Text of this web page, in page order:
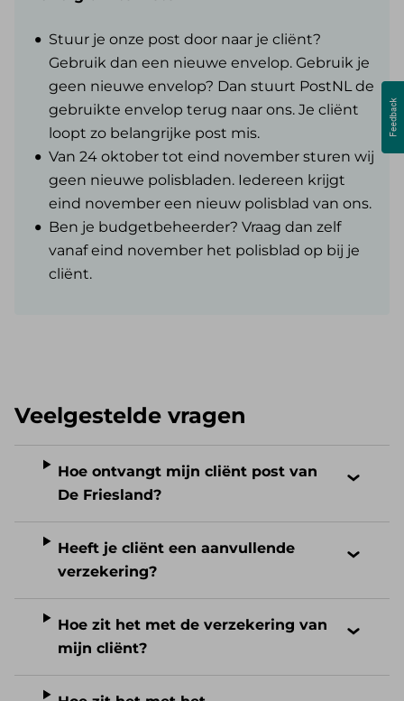
Stuur je onze post door naar je cliënt?
Gebruik dan een nieuwe envelop. Gebruik je
geen nieuwe envelop? Dan stuurt PostNL de
gebruikte envelop terug naar ons. Je cliënt
loopt zo belangrijke post mis.
Van 24 oktober tot eind november sturen wij
geen nieuwe polisbladen. Iedereen krijgt
eind november een nieuw polisblad van ons.
Ben je budgetbeheerder? Vraag dan zelf
vanaf eind november het polisblad op bij je
cliënt.
Veelgestelde vragen
Hoe ontvangt mijn cliënt post van
De Friesland?
Heeft je cliënt een aanvullende
verzekering?
Hoe zit het met de verzekering van
mijn cliënt?